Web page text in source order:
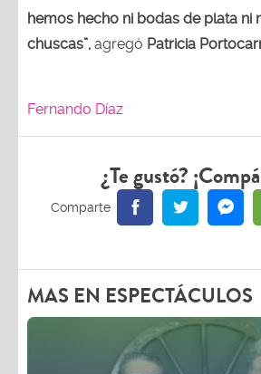
hemos hecho ni bodas de plata ni
chuscas”, agregó Patricia
Fernando Díaz
¿Te gustó?
MAS EN ESPECTÁCULOS